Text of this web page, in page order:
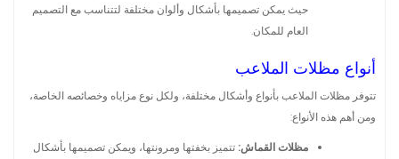
حيث يمكن تصميمها بأشكال وألوان مختلفة لتتناسب مع التصميم
العام للمكان.
أنواع مظلات الملاعب
تتوفر مظلات الملاعب بأنواع وأشكال مختلفة، ولكل نوع مزاياه وخصائصه الخاصة،
ومن أهم هذه الأنواع:
مظلات القماش: تتميز بخفتها ومرونتها، ويمكن تصميمها بأشكال